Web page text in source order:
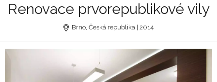
Renovace prvorepublikové vily
Brno, Česká republika | 2014